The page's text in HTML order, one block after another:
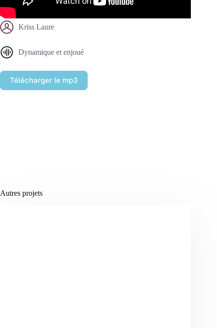
Kriss Laure
Dynamique et enjoué
Télécharger le mp3
Autres projets